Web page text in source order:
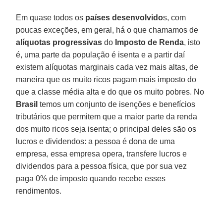
Em quase todos os países desenvolvidos, com
poucas exceções, em geral, há o que chamamos de
alíquotas progressivas do Imposto de Renda, isto
é, uma parte da população é isenta e a partir daí
existem alíquotas marginais cada vez mais altas, de
maneira que os muito ricos pagam mais imposto do
que a classe média alta e do que os muito pobres. No
Brasil temos um conjunto de isenções e benefícios
tributários que permitem que a maior parte da renda
dos muito ricos seja isenta; o principal deles são os
lucros e dividendos: a pessoa é dona de uma
empresa, essa empresa opera, transfere lucros e
dividendos para a pessoa física, que por sua vez
paga 0% de imposto quando recebe esses
rendimentos.